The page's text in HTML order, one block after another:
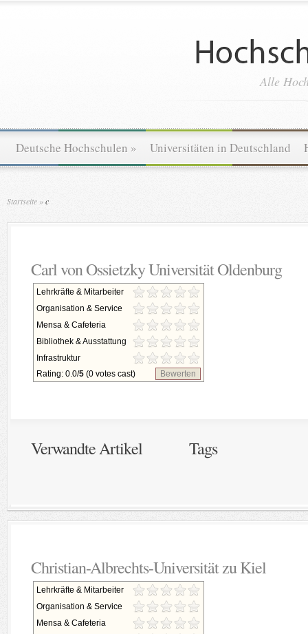
Alle
Deutsche Hochschulen » Universitäten in Deutschland
Startseite »c
Carl von Ossietzky Universität Oldenburg
Lehrkräfte & Mitarbeiter
Organisation & Service
Mensa & Cafeteria
Bibliothek & Ausstattung
Infrastruktur
Rating: 0.0/5 (0 votes cast) Bewerten
Verwandte Artikel Tags
Christian-Albrechts-Universität zu Kiel
Lehrkräfte & Mitarbeiter
Organisation & Service
Mensa & Cafeteria